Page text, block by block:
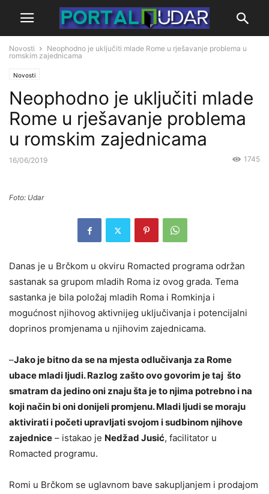
Novosti
Neophodno je uključiti mlade Rome u rješavanje problema u
romskim zajednicama
Novosti
Neophodno je uključiti mlade
Rome u rješavanje problema
u romskim zajednicama
16/06/2019 1745
Foto: Udar
Danas je u Brčkom u okviru Romacted programa održan
sastanak sa grupom mladih Roma iz ovog grada. Tema
sastanka je bila položaj mladih Roma i Romkinja i
mogućnost njihovog aktivnijeg uključivanja i potencijalni
doprinos promjenama u njihovim zajednicama.
–Jako je bitno da se na mjesta odlučivanja za Rome
ubace mladi ljudi. Razlog zašto ovo govorim je taj što
smatram da jedino oni znaju šta je to njima potrebno i na
koji način bi oni donijeli promjenu. Mladi ljudi se moraju
aktivirati i početi upravljati svojom i sudbinom njihove
zajednice – istakao je Nedžad Jusić, facilitator u
Romacted programu.
Romi u Brčkom se uglavnom bave sakupljanjem i prodajom